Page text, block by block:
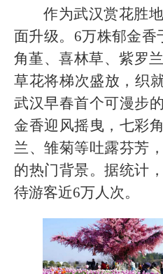
作为武汉赏花胜
面升级。6万株郁金香
角堇、喜林草、紫罗
草花将梯次盛放，织
武汉早春首个可漫步
金香迎风摇曳，七彩
兰、雏菊等吐露芬芳
的热门背景。据统计
待游客近6万人次。